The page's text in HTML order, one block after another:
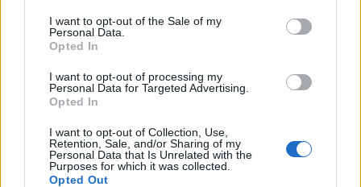
I want to opt-out of the Sale of my
Personal Data.
Opted In
I want to opt-out of processing my
Personal Data for Targeted Advertising.
Opted In
I want to opt-out of Collection, Use,
Retention, Sale, and/or Sharing of my
Personal Data that Is Unrelated with the
Purposes for which it was collected.
Opted Out